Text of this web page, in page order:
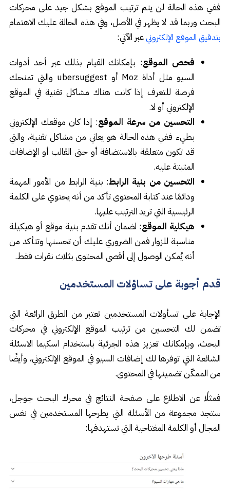
ففي هذه الحالة لن يتم ترتيب الموقع بشكل جيد على محركات
البحث وربما قد لا يظهر في الأصل، وفي هذه الحالة عليك الاهتمام
بتدقيق الموقع الإلكترونيعبر الآتي:
فحص الموقع: بإمكانك القيام بذلك عبر أحد أدوات
السيو مثل أداة Moz أو ubersuggest والتي تمنحك
فرصة للتعرف إذا كانت هناك مشاكل تقنية في الموقع
الإلكتروني أو لا.
التحسين من سرعة الموقع: إذا كان موقعك الإلكتروني
بطيء ففي هذه الحالة هو يعاني من مشاكل تقنية، والتي
قد تكون متعلقة بالاستضافة أو حتى القالب أو الإضافات
المثبتة عليه.
التحسين من بنية الرابط: بنية الرابط من الأمور المهمة
ودائمًا عند كتابة المحتوى تأكد من أنه يحتوي على الكلمة
الرئيسية التي تريد الترتيب عليها.
هيكلية الموقع: لضمان أنك تقدم بنية موقع أو هيكيلة
مناسبة للزوار فمن الضروري عليك أن تحسنها وتتأكد من
أنه يُمكن الوصول إلى أقصى المحتوى بثلاث نقرات فقط.
قدم أجوبة على تساؤلات المستخدمين
الإجابة على تسأولات المستخدمين تعتبر من الطرق الرائعة التي
تضمن لك التحسين من ترتيب الموقع الإلكتروني في محركات
البحث، وبإمكانك تعزيز هذه الجرئية باستخدام اسكيما الاسئلة
الشائعة التي توفرها لك إضافات السيو في الموقع الإلكتروني، وأيضًا
من الممكّن تضمينها في المحتوى.
فمثلًا عن الاطلاع على صفحة النتائج في محرك البحث جوجل،
ستجد مجموعة من الأسئلة التي يطرحها المستخدمين في نفس
المجال أو الكلمة المفتاحية التي تستهدفها: